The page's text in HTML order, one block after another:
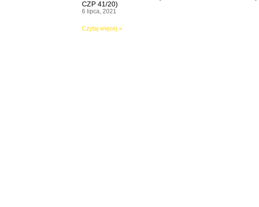
CZP 41/20)
6 lipca, 2021
Czytaj więcej »